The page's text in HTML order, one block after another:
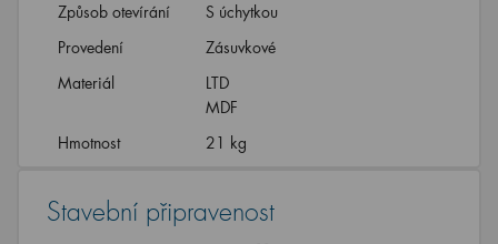
Způsob otevírání
S úchytkou
Provedení
Zásuvkové
Materiál
LTD
MDF
Hmotnost
21 kg
Stavební připravenost